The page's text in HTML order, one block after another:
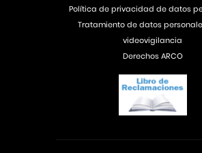
Política de privacidad de datos
Tratamiento de datos
videovigilancia
Derechos ARCO